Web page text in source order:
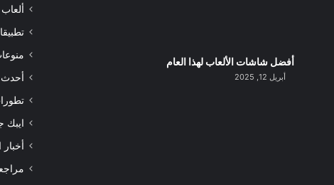
أفضل شاشات الألعاب لهذا العام
أبريل 12, 2025 أحدث
ايبك
أخبار